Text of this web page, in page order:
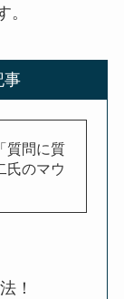
。
事
質問に質
氏のマウ
！